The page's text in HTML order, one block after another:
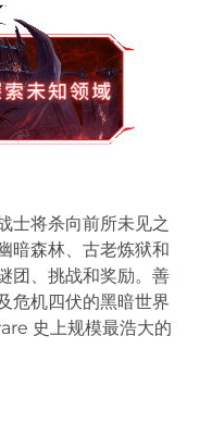
士将杀向前所未见之
暗森林、古老炼狱和
团、挑战和奖励。善
危机四伏的黑暗世界
史上规模最浩大的